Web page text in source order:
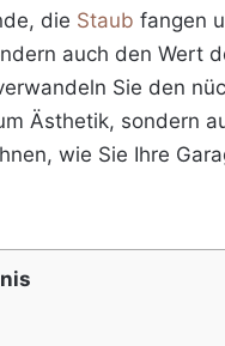
die Staub fangen
auch den Wert
Sie den
Ästhetik, sondern
wie Sie Ihre